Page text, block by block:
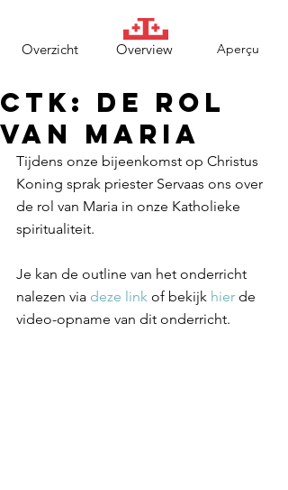
Overzicht Overview Aperçu
CTK: de Rol
van Maria
Tijdens onze bijeenkomst op Christus
Koning sprak priester Servaas ons over
de rol van Maria in onze Katholieke
spiritualiteit.
Je kan de outline van het onderricht
nalezen via deze link of bekijk hier de
video-opname van dit onderricht.